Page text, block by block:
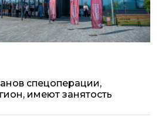
спецоперации,
имеют занятость